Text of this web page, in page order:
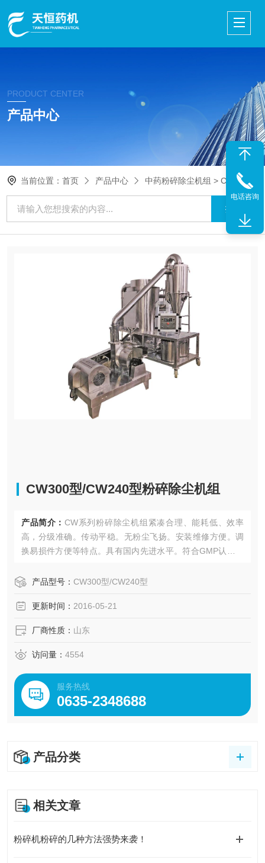
PRODUCT CENTER
产品中心
当前位置：首页 产品中心 中药粉碎除尘机组 > CW300型/CW240型粉碎除尘机组
CW300型/CW240型粉碎除尘机组
产品简介： CW系列粉碎除尘机组紧凑合理、能耗低、效率
高，分级准确。传动平稳。无粉尘飞扬。安装维修方便。调
换易损件方便等特点。具有国内先进水平。符合GMP认证标
产品型号： CW300型/CW240型
更新时间： 2016-05-21
厂商性质： 山东
访问量： 4554
服务热线
0635-2348688
产品分类
相关文章
粉碎机粉碎的几种方法强势来袭！
电话咨询